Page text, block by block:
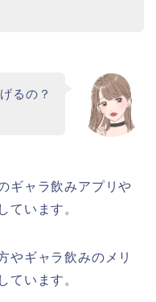
るの？
ギャラ飲みアプリや
ています。
やギャラ飲みのメリ
ています。